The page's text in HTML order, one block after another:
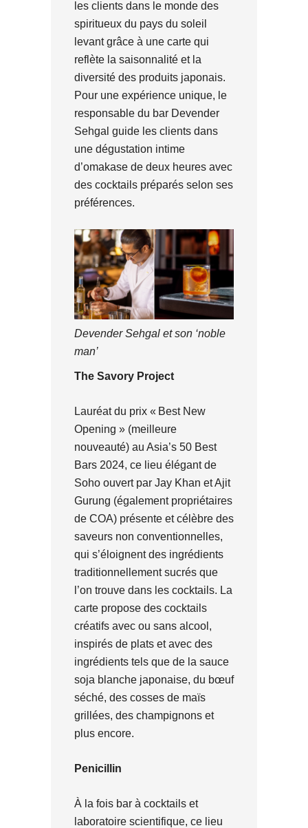
les clients dans le monde des
spiritueux du pays du soleil
levant grâce à une carte qui
reflète la saisonnalité et la
diversité des produits japonais.
Pour une expérience unique, le
responsable du bar Devender
Sehgal guide les clients dans
une dégustation intime
d’omakase de deux heures avec
des cocktails préparés selon ses
préférences.
Devender Sehgal et son ‘noble
man’
The Savory Project
Lauréat du prix « Best New
Opening » (meilleure
nouveauté) au Asia’s 50 Best
Bars 2024, ce lieu élégant de
Soho ouvert par Jay Khan et Ajit
Gurung (également propriétaires
de COA) présente et célèbre des
saveurs non conventionnelles,
qui s’éloignent des ingrédients
traditionnellement sucrés que
l’on trouve dans les cocktails. La
carte propose des cocktails
créatifs avec ou sans alcool,
inspirés de plats et avec des
ingrédients tels que de la sauce
soja blanche japonaise, du bœuf
séché, des cosses de maïs
grillées, des champignons et
plus encore.
Penicillin
À la fois bar à cocktails et
laboratoire scientifique, ce lieu